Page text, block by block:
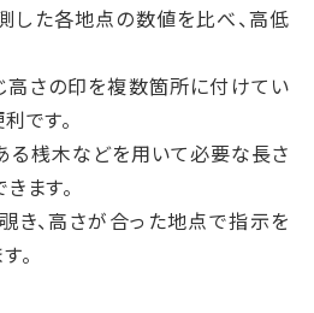
した各地点の数値を比べ、高低
高さの印を複数箇所に付けてい
です。
る桟木などを用いて必要な長さ
ます。
き、高さが合った地点で指示を
。